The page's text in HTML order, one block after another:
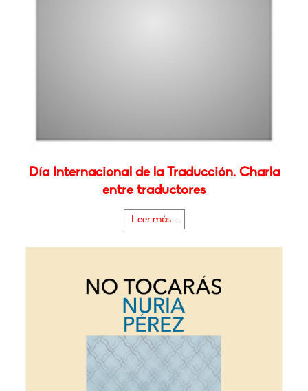
Día Internacional de la Traducción. Charla
entre traductores
Leer más...